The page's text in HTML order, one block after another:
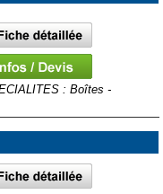
: Boîtes -